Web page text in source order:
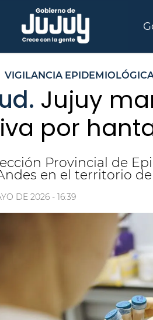
VIGILANCIA
Jujuy
por
Provincial de
en el territorio de
DE 2026 - 16:39